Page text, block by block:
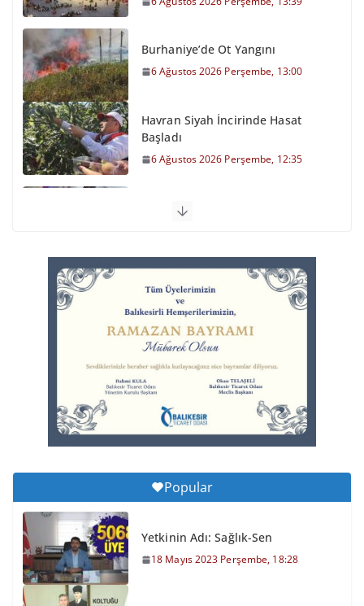
Burhaniye’de Ot Yangını
6 Ağustos 2026 Perşembe, 13:00
Havran Siyah İncirinde Hasat
Başladı
6 Ağustos 2026 Perşembe, 12:35
Otomobil Şarampole Devrildi
Balıkesirspor Sevdası İçin
Memleket Tek Yürek
6 Ağustos 2026 Perşembe, 11:51
Büyükşehir’den Kepsut’a Yatırım
6 Ağustos 2026 Perşembe, 16:43
Popular
Yetkinin Adı: Sağlık-Sen
18 Mayıs 2023 Perşembe, 18:28